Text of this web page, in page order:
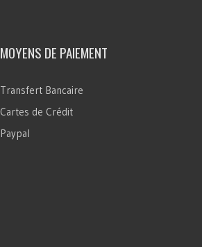
MOYENS DE PAIEMENT
Transfert Bancaire
Cartes de Crédit
Paypal